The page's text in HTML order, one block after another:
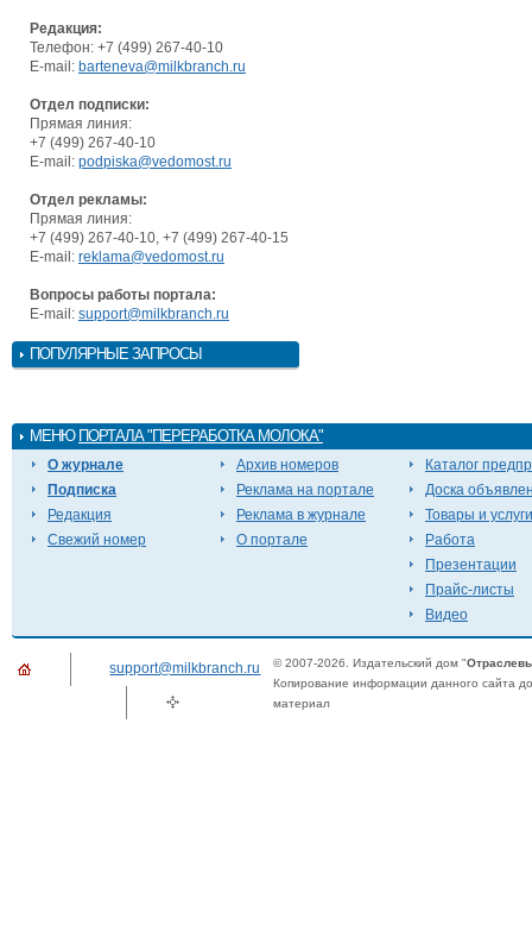
Редакция:
Телефон: +7 (499) 267-40-10
E-mail: barteneva@milkbranch.ru
Отдел подписки:
Прямая линия:
+7 (499) 267-40-10
E-mail: podpiska@vedomost.ru
Отдел рекламы:
Прямая линия:
+7 (499) 267-40-10, +7 (499) 267-40-15
E-mail: reklama@vedomost.ru
Вопросы работы портала:
E-mail: support@milkbranch.ru
ПОПУЛЯРНЫЕ ЗАПРОСЫ
МЕНЮ ПОРТАЛА "ПЕРЕРАБОТКА МОЛОКА"
О журнале
Подписка
Редакция
Свежий номер
Архив номеров
Реклама на портале
Реклама в журнале
О портале
Каталог
Доска
Товары и услуги
Работа
Презентации
Прайс-листы
Видео
support@milkbranch.ru © 2007-2026. Издательский дом "
Копирование информации данного сайта
материал